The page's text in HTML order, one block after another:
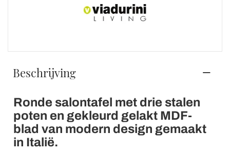
Beschrijving
Ronde salontafel met drie stalen
poten en gekleurd gelakt MDF-
blad van modern design gemaakt
in Italië.